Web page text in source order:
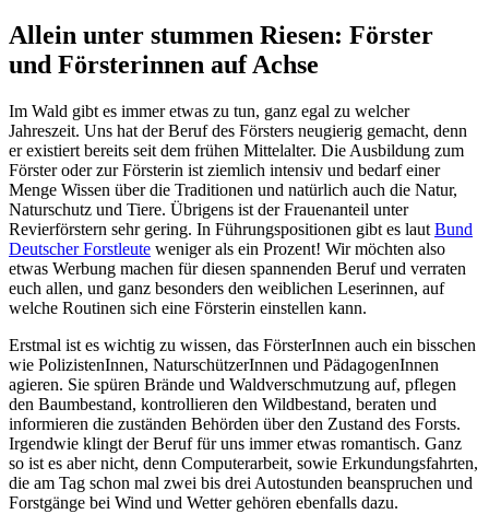
Allein unter stummen Riesen: Förster
und Försterinnen auf Achse
Im Wald gibt es immer etwas zu tun, ganz egal zu welcher
Jahreszeit. Uns hat der Beruf des Försters neugierig gemacht, denn
er existiert bereits seit dem frühen Mittelalter. Die Ausbildung zum
Förster oder zur Försterin ist ziemlich intensiv und bedarf einer
Menge Wissen über die Traditionen und natürlich auch die Natur,
Naturschutz und Tiere. Übrigens ist der Frauenanteil unter
Revierförstern sehr gering. In Führungspositionen gibt es laut Bund
Deutscher Forstleute weniger als ein Prozent! Wir möchten also
etwas Werbung machen für diesen spannenden Beruf und verraten
euch allen, und ganz besonders den weiblichen Leserinnen, auf
welche Routinen sich eine Försterin einstellen kann.
Erstmal ist es wichtig zu wissen, das FörsterInnen auch ein bisschen
wie PolizistenInnen, NaturschützerInnen und PädagogenInnen
agieren. Sie spüren Brände und Waldverschmutzung auf, pflegen
den Baumbestand, kontrollieren den Wildbestand, beraten und
informieren die zuständen Behörden über den Zustand des Forsts.
Irgendwie klingt der Beruf für uns immer etwas romantisch. Ganz
so ist es aber nicht, denn Computerarbeit, sowie Erkundungsfahrten,
die am Tag schon mal zwei bis drei Autostunden beanspruchen und
Forstgänge bei Wind und Wetter gehören ebenfalls dazu.